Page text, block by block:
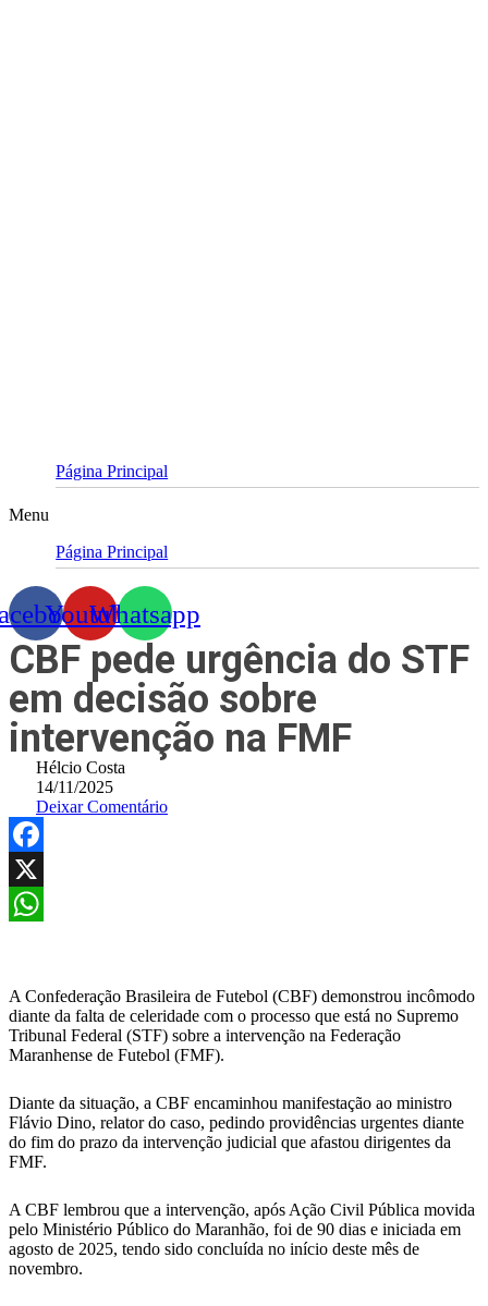
Página Principal
Menu
Página Principal
YoutubeWhatsapp
CBF pede urgência do STF
em decisão sobre
intervenção na FMF
Hélcio Costa
14/11/2025
Deixar Comentário
Facebook
X
A Confederação Brasileira de Futebol (CBF) demonstrou incômodo
diante da falta de celeridade com o processo que está no Supremo
Tribunal Federal (STF) sobre a intervenção na Federação
Maranhense de Futebol (FMF).
Diante da situação, a CBF encaminhou manifestação ao ministro
Flávio Dino, relator do caso, pedindo providências urgentes diante
do fim do prazo da intervenção judicial que afastou dirigentes da
FMF.
A CBF lembrou que a intervenção, após Ação Civil Pública movida
pelo Ministério Público do Maranhão, foi de 90 dias e iniciada em
agosto de 2025, tendo sido concluída no início deste mês de
novembro.